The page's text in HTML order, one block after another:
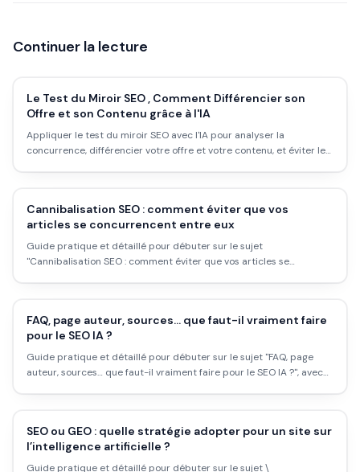
Continuer la lecture
Le Test du Miroir SEO , Comment Différencier son
Offre et son Contenu grâce à l'IA
Appliquer le test du miroir SEO avec l'IA pour analyser la
concurrence, différencier votre offre et votre contenu, et éviter le
Cannibalisation SEO : comment éviter que vos
articles se concurrencent entre eux
Guide pratique et détaillé pour débuter sur le sujet
"Cannibalisation SEO : comment éviter que vos articles se
FAQ, page auteur, sources… que faut-il vraiment faire
pour le SEO IA ?
Guide pratique et détaillé pour débuter sur le sujet "FAQ, page
auteur, sources… que faut-il vraiment faire pour le SEO IA ?", avec
SEO ou GEO : quelle stratégie adopter pour un site sur
l’intelligence artificielle ?
Guide pratique et détaillé pour débuter sur le sujet \